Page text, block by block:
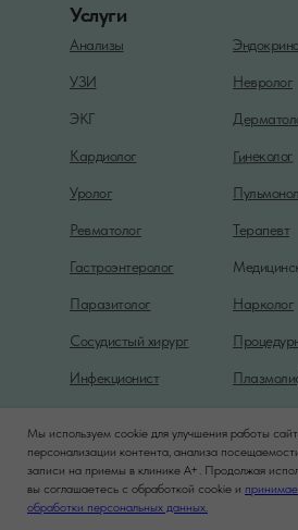
Мы используем cookie для улучшения работы
персонализации контента, анализа
записи на приемы в клинике A+. Продолжая
вы соглашаетесь с обработкой cookie и
обработки персональных данных.
Политика конфиденциальности
Услуги
Уролог
Кардиолог
ЭКГ
УЗИ
Анализы
Инфекционист
Сосудистый хирург
Паразитолог
Ревматолог
Гинеколог
Невролог
Нарколог
Гастроэнтеролог
Терапевт